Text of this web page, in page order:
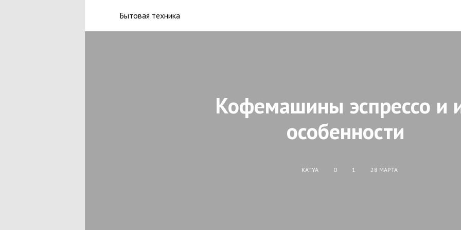
Бытовая техника
Кофемашины эспрессо и
особенности
KATYA 0 1 28 МАРТА